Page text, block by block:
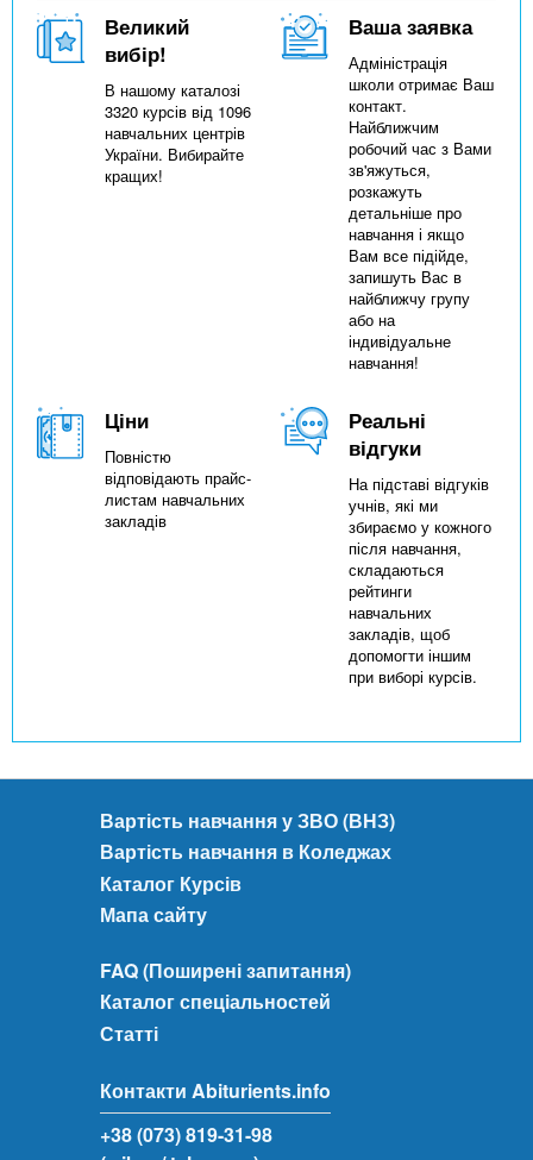
Великий
вибір!
В нашому каталозі
3320 курсів від 1096
навчальних центрів
України. Вибирайте
кращих!
Ваша заявка
Адміністрація
школи отримає Ваш
контакт.
Найближчим
робочий час з Вами
зв'яжуться,
розкажуть
детальніше про
навчання і якщо
Вам все підійде,
запишуть Вас в
найближчу групу
або на
індивідуальне
навчання!
Ціни
Повністю
відповідають прайс-
листам навчальних
закладів
Реальні
відгуки
На підставі відгуків
учнів, які ми
збираємо у кожного
після навчання,
складаються
рейтинги
навчальних
закладів, щоб
допомогти іншим
при виборі курсів.
Вартість навчання у ЗВО (ВНЗ)
Вартість навчання в Коледжах
Каталог Курсів
Мапа сайту
FAQ (Поширені запитання)
Каталог спеціальностей
Статті
Контакти Abiturients.info
+38 (073) 819-31-98